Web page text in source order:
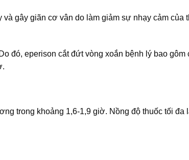
gây giãn cơ vân do làm giảm sự nhạy cảm của
đó, eperison cắt đứt vòng xoắn bệnh lý bao gôm
trong khoảng 1,6-1,9 giờ. Nồng độ thuốc tối đa